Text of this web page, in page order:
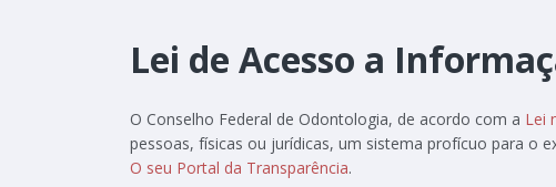
Lei de Acesso a
O Conselho Federal de Odontologia, de acordo com a Lei
pessoas, físicas ou jurídicas, um sistema profícuo para o
O seu Portal da Transparência.